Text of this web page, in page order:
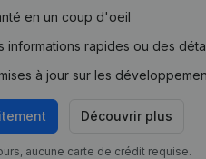
en un coup d'oeil
informations rapides ou des
à jour sur les
Découvrir plus
aucune carte de crédit requise.